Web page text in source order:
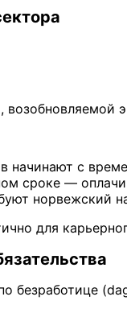
начинают с
сроке —
норвежский
для
безработице